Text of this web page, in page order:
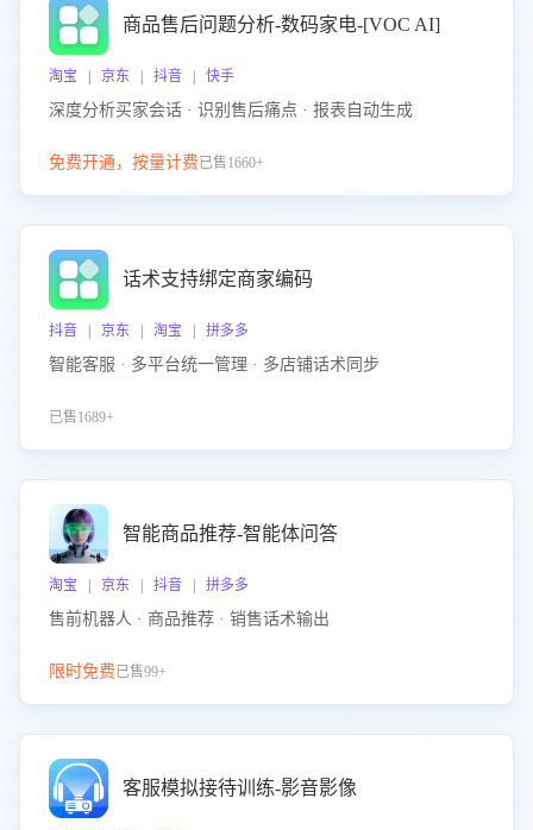
商品售后问题分析-数码家电-[VOC AI]
淘宝 | 京东 | 抖音 | 快手
深度分析买家会话 · 识别售后痛点 · 报表自动生成
免费开通，按量计费已售1660+
话术支持绑定商家编码
抖音 | 京东 | 淘宝 | 拼多多
智能客服 · 多平台统一管理 · 多店铺话术同步
已售1689+
智能商品推荐-智能体问答
淘宝 | 京东 | 抖音 | 拼多多
售前机器人 · 商品推荐 · 销售话术输出
限时免费已售99+
客服模拟接待训练-影音影像